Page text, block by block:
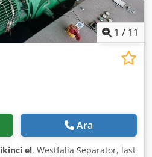
1 / 11
Ara
ikinci el, Westfalia Separator, last